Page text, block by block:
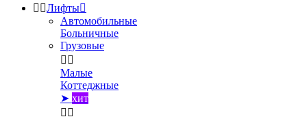
 Лифты
Автомобильные
Больничные
Грузовые
 
Малые
Коттеджные
➤ хит
 